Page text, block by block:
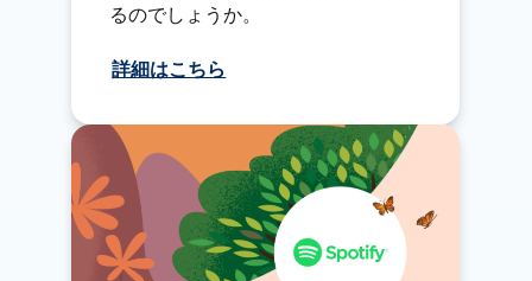
るのでしょうか。
詳細はこちら